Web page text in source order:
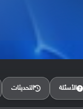
الأسئلة التحديثات